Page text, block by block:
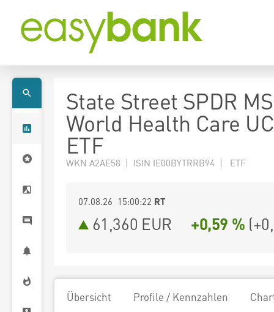
State Street SPDR
World Health Care
ETF
WKN A2AE58 | ISIN IE00BYTRRB94 | ETF
07.08.26 15:00:22 RT
61,360 EUR +0,59 % (
Übersicht Profile / Kennzahlen